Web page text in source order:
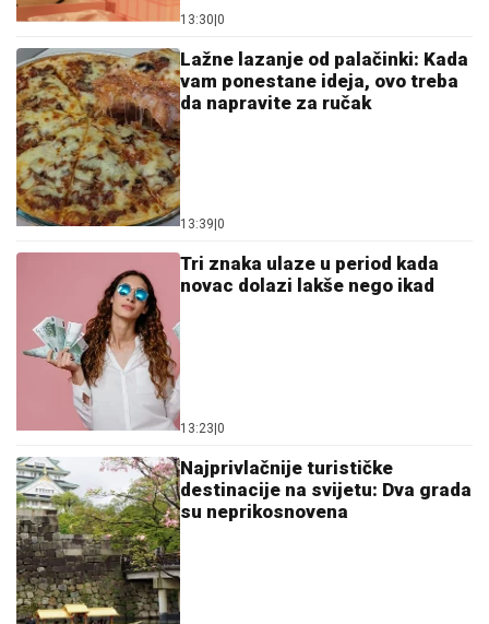
13:30 0
Lažne lazanje od palačinki: Kada
vam ponestane ideja, ovo treba
da napravite za ručak
13:39 0
Tri znaka ulaze u period kada
novac dolazi lakše nego ikad
13:23 0
Najprivlačnije turističke
destinacije na svijetu: Dva grada
su neprikosnovena